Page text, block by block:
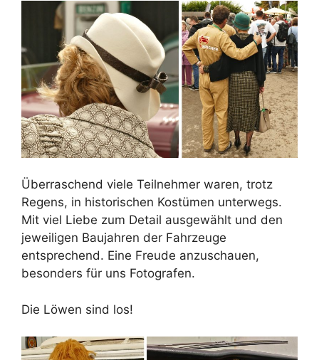
Überraschend viele Teilnehmer waren, trotz
Regens, in historischen Kostümen unterwegs.
Mit viel Liebe zum Detail ausgewählt und den
jeweiligen Baujahren der Fahrzeuge
entsprechend. Eine Freude anzuschauen,
besonders für uns Fotografen.
Die Löwen sind los!